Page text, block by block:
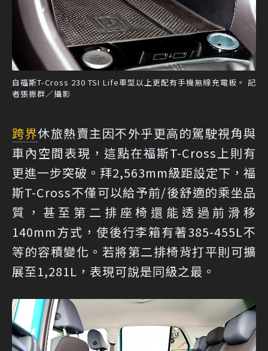
自福斯T-Cross 230 TSI Life車型以上更配有手機無線充電板。 記
者張振群／攝影
跨界休旅熱賣主因不外乎更高的駕駛視角與
車內空間表現，這點在福斯T-Cross上則有
更進一步突破。拜2,563mm級距設定下，福
斯T-Cross不僅可以給予前/後舒適的乘坐品
質，甚至第二排座椅還能透過前滑移
140mm方式，使後行李箱有著385-455L不
等的容積變化。若將第二排椅背打平則可擴
展至1,281L，表現可說是同級之最。